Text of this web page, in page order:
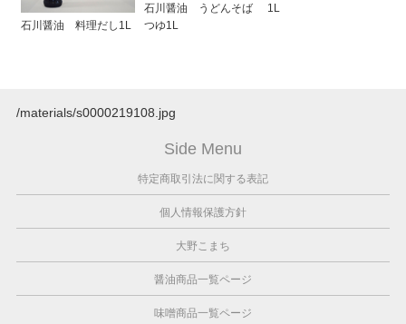
1L
石川醤油 うどんそば
つゆ1L
石川醤油 料理だし1L
/materials/s0000219108.jpg
Side Menu
特定商取引法に関する表記
個人情報保護方針
大野こまち
醤油商品一覧ページ
味噌商品一覧ページ